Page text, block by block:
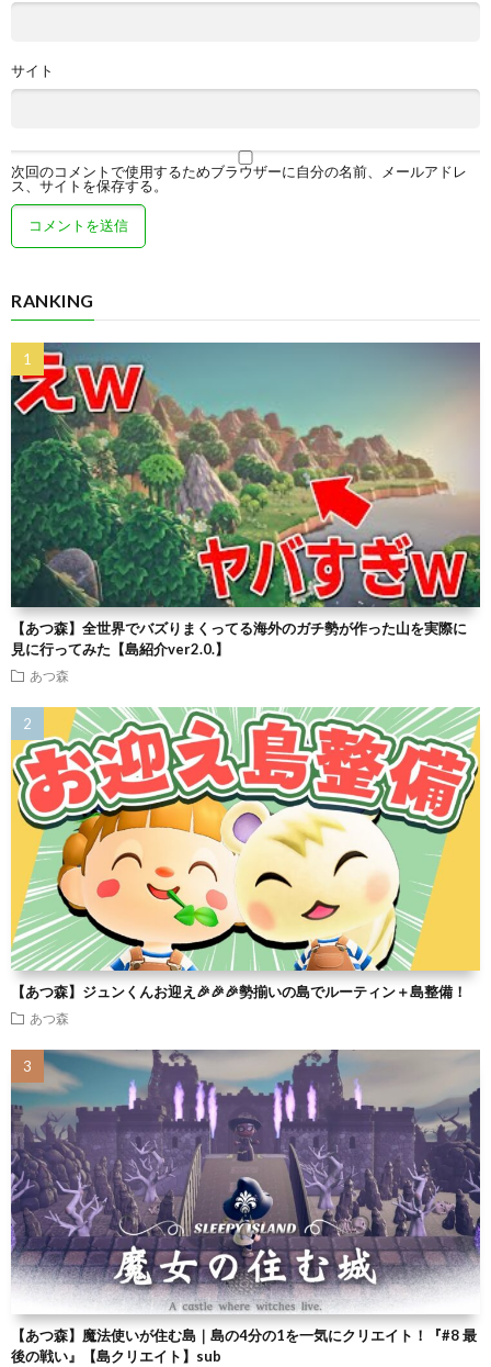
サイト
次回のコメントで使用するためブラウザーに自分の名前、メールアドレ
ス、サイトを保存する。
RANKING
【あつ森】全世界でバズりまくってる海外のガチ勢が作った山を実際に
見に行ってみた【島紹介ver2.0.】
あつ森
【あつ森】ジュンくんお迎え🎉🎉🎉勢揃いの島でルーティン＋島整備！
あつ森
【あつ森】魔法使いが住む島｜島の4分の1を一気にクリエイト！『#8 最
後の戦い』【島クリエイト】sub